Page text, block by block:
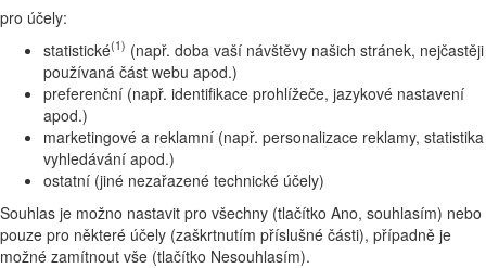
pro účely:
statistické(1) (např. doba vaší návštěvy našich stránek, nejčastěji
používaná část webu apod.)
preferenční (např. identifikace prohlížeče, jazykové nastavení
apod.)
marketingové a reklamní (např. personalizace reklamy, statistika
vyhledávání apod.)
ostatní (jiné nezařazené technické účely)
Souhlas je možno nastavit pro všechny (tlačítko Ano, souhlasím) nebo
pouze pro některé účely (zaškrtnutím příslušné části), případně je
možné zamítnout vše (tlačítko Nesouhlasím).